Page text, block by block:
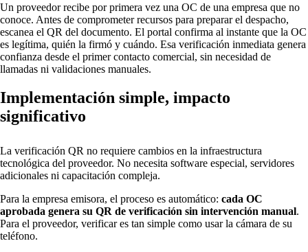
Un proveedor recibe por primera vez una OC de una empresa que no
conoce. Antes de comprometer recursos para preparar el despacho,
escanea el QR del documento. El portal confirma al instante que la OC
es legítima, quién la firmó y cuándo. Esa verificación inmediata genera
confianza desde el primer contacto comercial, sin necesidad de
llamadas ni validaciones manuales.
Implementación simple, impacto
significativo
La verificación QR no requiere cambios en la infraestructura
tecnológica del proveedor. No necesita software especial, servidores
adicionales ni capacitación compleja.
Para la empresa emisora, el proceso es automático: cada OC
aprobada genera su QR de verificación sin intervención manual.
Para el proveedor, verificar es tan simple como usar la cámara de su
teléfono.